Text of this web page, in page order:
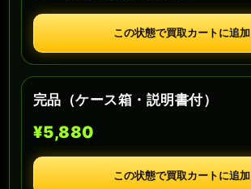
この状態で買取カートに追加
完品（ケース箱・説明書付）
¥5,880
この状態で買取カートに追加